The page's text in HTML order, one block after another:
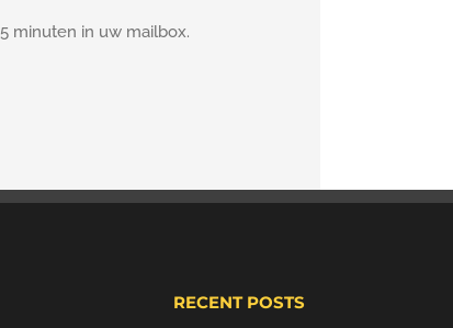
minuten in uw mailbox.
RECENT POSTS